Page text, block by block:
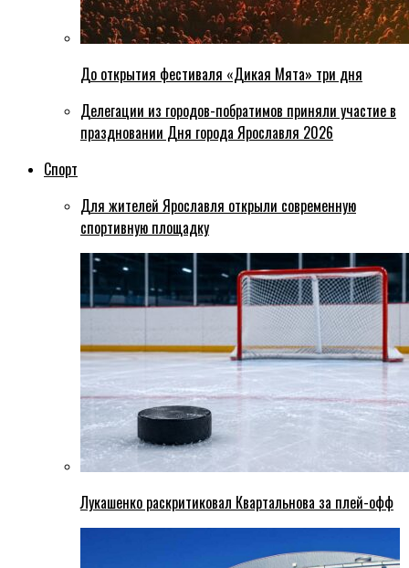
До открытия фестиваля «Дикая Мята» три дня
Делегации из городов-побратимов приняли участие в
праздновании Дня города Ярославля 2026
Спорт
Для жителей Ярославля открыли современную
спортивную площадку
Лукашенко раскритиковал Квартальнова за плей-офф